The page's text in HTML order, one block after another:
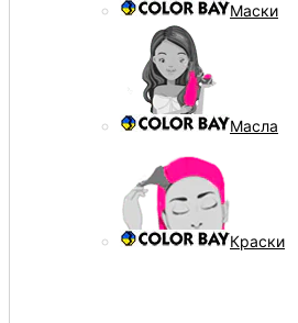
Маски
Масла
Краски